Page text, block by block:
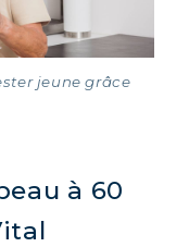
jeune grâce
à 60